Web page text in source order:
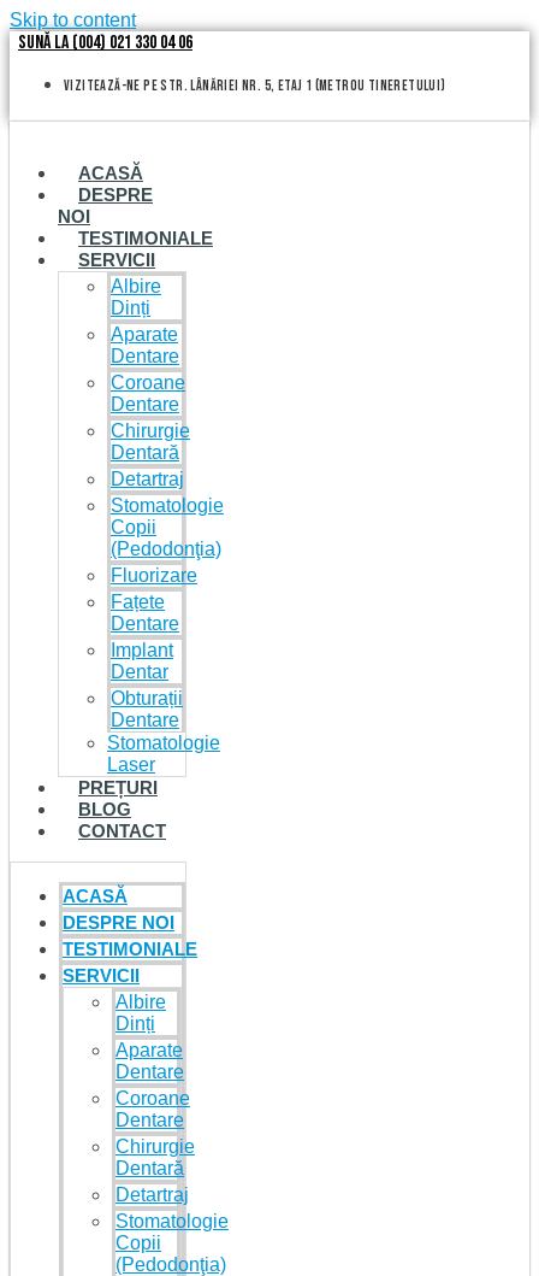
Skip to content
Sună la (004) 021 330 04 06
vizitează-ne pe Str. Lânăriei nr. 5, etaj 1 (metrou Tineretului)
ACASĂ
DESPRE
NOI
TESTIMONIALE
SERVICII
Albire
Dinți
Aparate
Dentare
Coroane
Dentare
Chirurgie
Dentară
Detartraj
Stomatologie
Copii
(Pedodonţia)
Fluorizare
Fațete
Dentare
Implant
Dentar
Obturații
Dentare
Stomatologie
Laser
PREȚURI
BLOG
CONTACT
ACASĂ
DESPRE NOI
TESTIMONIALE
SERVICII
Albire
Dinți
Aparate
Dentare
Coroane
Dentare
Chirurgie
Dentară
Detartraj
Stomatologie
Copii
(Pedodonţia)